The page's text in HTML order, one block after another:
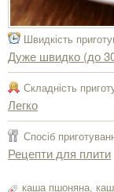
Швидкість
Дуже швидко (до
Складність
Легко
Спосіб
Рецепти для плити
каша пшоняна